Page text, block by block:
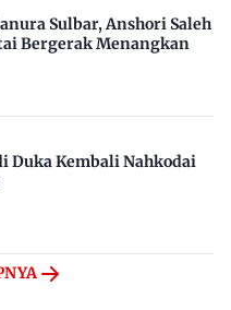
Sulbar, Anshori Saleh
Bergerak Menangkan
Duka Kembali Nahkodai